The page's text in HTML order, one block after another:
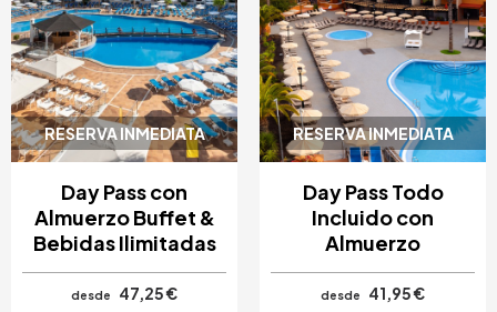
RESERVA INMEDIATA
Day Pass con
Almuerzo Buffet &
Bebidas Ilimitadas
desde
47,25 €
RESERVA INMEDIATA
Day Pass Todo
Incluido con
Almuerzo
desde
41,95 €